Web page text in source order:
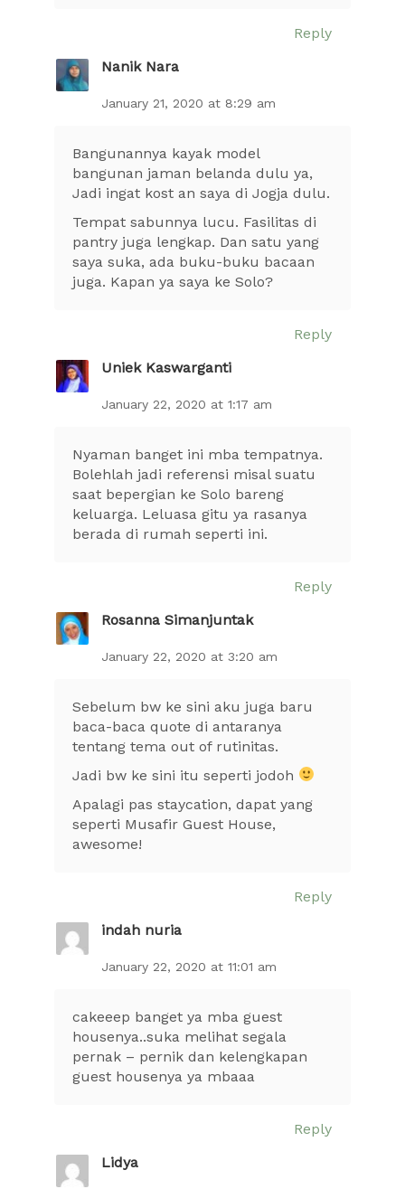
Reply
Nanik Nara
January 21, 2020 at 8:29 am
Bangunannya kayak model
bangunan jaman belanda dulu ya,
Jadi ingat kost an saya di Jogja dulu.
Tempat sabunnya lucu. Fasilitas di
pantry juga lengkap. Dan satu yang
saya suka, ada buku-buku bacaan
juga. Kapan ya saya ke Solo?
Reply
Uniek Kaswarganti
January 22, 2020 at 1:17 am
Nyaman banget ini mba tempatnya.
Bolehlah jadi referensi misal suatu
saat bepergian ke Solo bareng
keluarga. Leluasa gitu ya rasanya
berada di rumah seperti ini.
Reply
Rosanna Simanjuntak
January 22, 2020 at 3:20 am
Sebelum bw ke sini aku juga baru
baca-baca quote di antaranya
tentang tema out of rutinitas.
Jadi bw ke sini itu seperti jodoh
Apalagi pas staycation, dapat yang
seperti Musafir Guest House,
awesome!
Reply
indah nuria
January 22, 2020 at 11:01 am
cakeeep banget ya mba guest
housenya..suka melihat segala
pernak – pernik dan kelengkapan
guest housenya ya mbaaa
Reply
Lidya